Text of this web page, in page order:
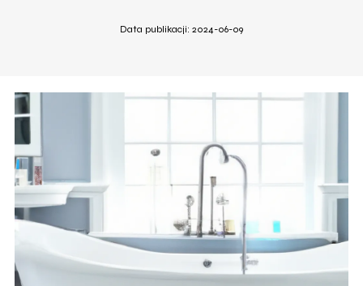
Data publikacji: 2024-06-09